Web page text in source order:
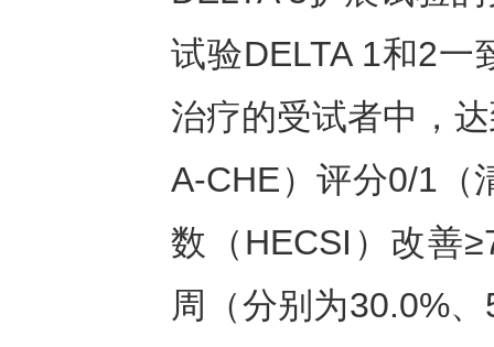
试验DELTA 1和2一
治疗的受试者中，
A-CHE）评分0/1（
数（HECSI）改善
周（分别为30.0%